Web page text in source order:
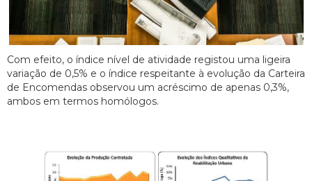
Com efeito, o índice nível de atividade registou uma ligeira
variação de 0,5% e o índice respeitante à evolução da Carteira
de Encomendas observou um acréscimo de apenas 0,3%,
ambos em termos homólogos.